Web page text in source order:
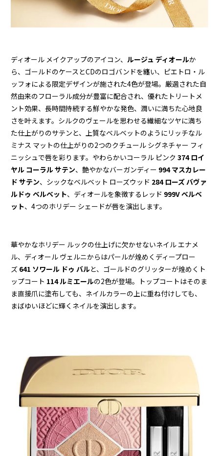
ディオール メイクアップのアイコン、ルージュ ディオールか
ら、ゴールドのケースとCDのロゴバンドを纏い、ピエトロ・ル
ッフォによる限定デザインが施された4色が登場。厳選された自
然由来のフローラル成分が豊富に配合され、優れたトリートメ
ント効果、長時間持続する鮮やかな発色、潤いに満ちた心地良
さを叶えます。シルクのヴェールを思わせる繊細なツヤに満ち
た仕上がりのサテンと、上質なベルベットのようにリッチなル
ミナス マットの仕上がりの2つのクチュール シグネチャー フィ
ニッシュで唇を彩ります。やわらかいコーラル ピンク 374 ロイ
ヤル コーラル サテン、艶やかなバーガンディー 994 マスカレー
ド サテン、シックなベルベット ローズウッド 284 ローズ バヴァ
ルドゥ ベルベット、ディオールを象徴するレッド 999V ベルベ
ット、4つのホリデー シェードが唇を演出します。
華やかなホリデー ルックの仕上げに欠かせないネイル エナメ
ル、ディオール ヴェルニからはパールが煌めくディープロー
ズ 641 ソワール ドゥ バルと、ゴールドのグリッターが煌めくト
ップコート 114 ルミエールの2色が登場。トップコートはそのま
ま直接爪に塗布しても、ネイルカラーの上に重ね付けしても、
まばゆいほどに輝くネイルを演出します。